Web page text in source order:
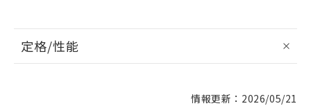
定格/性能
情報更新：2026/05/21